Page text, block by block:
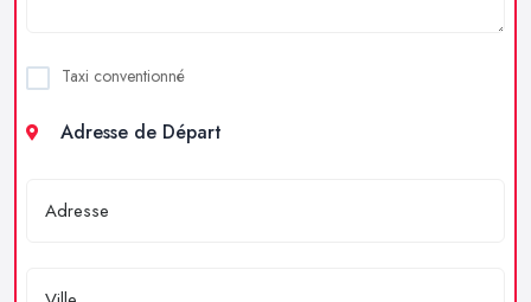
Taxi conventionné
Adresse de Départ